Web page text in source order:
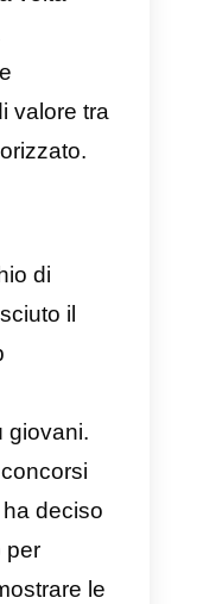
e propria
ha trovato
in diversi
la Spagna.
tramite
si
includenti
agli
delle mete
Tra
trovare